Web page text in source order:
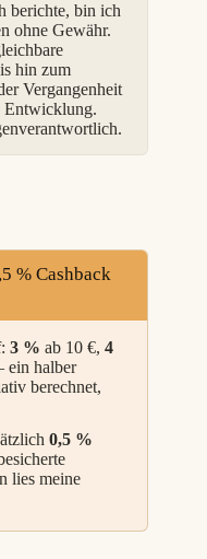
berichte, bin ich
ohne Gewähr.
hin zum
Vergangenheit
Entwicklung.
% Cashback
3 % ab 10 €, 4
ein halber
berechnet,
0,5 %
lies meine